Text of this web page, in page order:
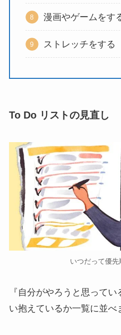
漫画やゲームをす
ストレッチをする
To Do リストの見直し
いつだって優先
『自分がやろうと思って
い抱えているか一覧に並べ